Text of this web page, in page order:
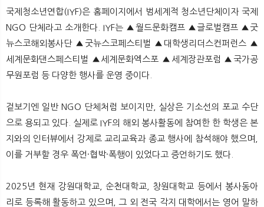
국제청소년연합(IYF)은 홈페이지에서 범세계적 청소년단체이자 국제
NGO 단체라고 소개한다. IYF는 ▲월드문화캠프 ▲글로벌캠프 ▲굿
뉴스코해외봉사단 ▲굿뉴스코페스티벌 ▲대학생리더스컨퍼런스 ▲
세계문화댄스페스티벌 ▲세계문화엑스포 ▲세계장관포럼 ▲국가공
무원포럼 등 다양한 행사를 운영 중이다.
겉보기엔 일반 NGO 단체처럼 보이지만, 실상은 기소선의 포교 수단
으로 용되고 있다. 실제로 IYF의 해외 봉사활동에 참여한 한 학생은 본
지와의 인터뷰에서 강제로 교리교육과 종교 행사에 참석해야 했으며,
이를 거부할 경우 폭언·협박·폭행이 있었다고 증언하기도 했다.
2025년 현재 강원대학교, 순천대학교, 창원대학교 등에서 봉사동아
리로 등록해 활동하고 있으며, 그 외 전국 각지 대학에서는 영어 말하